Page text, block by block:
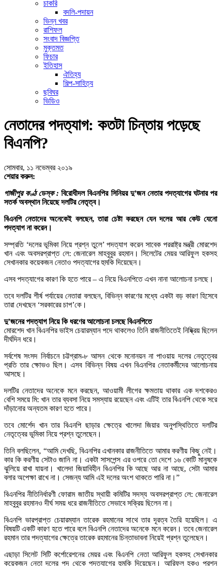
চাকরি
বদলি-পদায়ন
ভিন্ন খবর
রাশিফল
সংবাদ বিজ্ঞপ্তি
মুক্তমত
ফিচার
ইতিহাস
ঐতিহ্য
শিল্প-সাহিত্য
ছবিঘর
ভিডিও
নেতাদের পদত্যাগ: কতটা চিন্তায় পড়েছে
বিএনপি?
সোমবার, ১১ নভেম্বর ২০১৯
শেয়ার করুন:
গাজীপুর কণ্ঠ ডেস্ক : বিরোধীদল বিএনপির সিনিয়র দু’জন নেতার পদত্যাগের ঘটনার পর
সতর্ক অবস্থান নিয়েছে দলটির নেতৃত্ব।
বিএনপি নেতাদের অনেকেই বলছেন, তারা চেষ্টা করছেন যেন দলের আর কেউ যেনো
পদত্যাগ না করেন।
সম্প্রতি ‘দলের ভূমিকা নিয়ে প্রশ্ন তুলে’ পদত্যাগ করেন সাবেক পররাষ্ট্র মন্ত্রী মোরশেদ
খান এবং অবসরপ্রাপ্ত লে: জেনারেল মাহবুবুর রহমান। সিলেটের মেয়র আরিফুল হকসহ
সেখানকার কয়েকজন নেতাও পদত্যাগের হুমকি দিয়েছেন।
এসব পদত্যাগের কারণ কি হতে পারে – এ নিয়ে বিএনপিতে এখন নানা আলোচনা চলছে।
তবে দলটির শীর্ষ পর্যায়ের নেতারা বলছেন, বিভিন্ন কারণের মধ্যে একটা বড় কারণ হিসেবে
তারা দেখছেন ‘সরকারের চাপ’কে।
দু’জনের পদত্যাগ নিয়ে কি ধরণের আলোচনা চলছে বিএনপিতে
মোরশেদ খান বিএনপির ভাইস চেয়ারম্যান পদে থাকলেও তিনি রাজনীতিতেই নিষ্ক্রিয় ছিলেন
দীর্ঘদিন ধরে।
সর্বশেষ সংসদ নির্বাচনে চট্টগ্রাম-৮ আসন থেকে মনোনয়ন না পাওয়ায় দলের নেতৃত্বের
প্রতি তার ক্ষোভও ছিল। এসব বিভিন্ন বিষয় এখন বিএনপির নেতাকর্মীদের আলোচনায়
আসছে।
দলটির নেতাদের অনেকে মনে করছেন, আওয়ামী লীগের ক্ষমতায় থাকার এক দশকেরও
বেশি সময়ে মি: খান তার ব্যবসা নিয়ে সমস্যায় রয়েছেন এবং এটিই তার বিএনপি থেকে সরে
দাঁড়ানোর অন্যতম কারণ হতে পারে।
তবে মোর্শেদ খান তার বিএনপি ছাড়ার ক্ষেত্রে খালেদা জিয়ার অনুপস্থিতিতে দলটির
নেতৃত্বের ভূমিকা নিয়ে প্রশ্ন তুলেছেন।
তিনি বলছিলেন, “আমি দেখছি, বিএনপির এখানকার রাজনীতিতে আমার করণীয় কিছু নেই।
কার কি করণীয় সেটাও জানি না। একটা সাসপেন্স এর ওপরে তো দেশে ১৬ কোটি মানুষকে
ঝুলিয়ে রাখা যায়না। খালেদা জিয়াবিহীন বিএনপির কি আছে আর না আছে, সেটা আমার
বলার অপেক্ষা রাখে না। সেজন্য আমি এই দলের অংশ থাকতে পারি না।”
বিএনপির নীতিনির্ধারণী ফোরাম জাতীয় স্থায়ী কমিটির সদস্য অবসরপ্রাপ্ত লে: জেনারেল
মাহবুবুর রহমানও দীর্ঘ সময় ধরে রাজনীতিতে সেভাবে সক্রিয় ছিলেন না।
বিএনপি ভারপ্রাপ্ত চেয়ারম্যান তারেক রহমানের সাথে তার দূরত্ব তৈরি হয়েছিল। এ
বিষয়টি একটি কারণ হতে পারে বলে বিএনপি নেতাদের অনেকে মনে করেন। তবে জেনারেল
রহমান তার পদত্যাগের ক্ষেত্রে তারেক রহমানের চিন্তাভাবনা নিয়েই প্রশ্ন তুলেছেন।
এছাড়া সিলেট সিটি কর্পোরেশনের মেয়র এবং বিএনপি নেতা আরিফুল হকসহ সেখানকার
কয়েকজন নেতা দলের পদ থেকে পদত্যাগের হুমকি দিয়েছেন। আরিফুল হকও প্রশ্ন